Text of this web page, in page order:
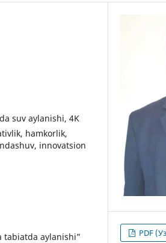
suv aylanishi, 4K
hamkorlik,
innovatsion
tabiatda aylanishi”
PDF